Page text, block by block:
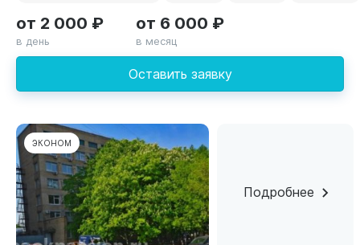
Оставить заявку
от 2 000 ₽
в день
от 6 000 ₽
в месяц
ЭКОНОМ
Подробнее